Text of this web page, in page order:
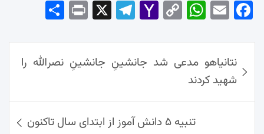
Fac
ok
Em
Wh
Ap
p
Co
Lin
k
Yah
Mai
l
Tel
am
Pri
راهبری
نوشته‌ها
نتانیاهو مدعی شد جانشینِ جانشینِ نصرالله را
شهید کردند
تنبیه ۵ دانش آموز از ابتدای سال تاکنون